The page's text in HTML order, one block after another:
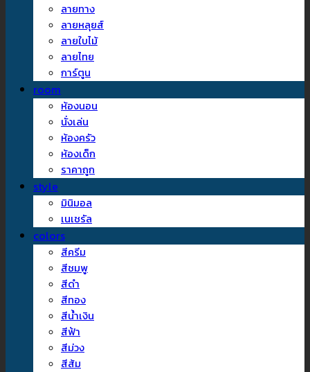
ลายทาง
ลายหลุยส์
ลายใบไม้
ลายไทย
การ์ตูน
room
ห้องนอน
นั่งเล่น
ห้องครัว
ห้องเด็ก
ราคาถูก
style
มินิมอล
เนเชรัล
colors
สีครีม
สีชมพู
สีดำ
สีทอง
สีน้ำเงิน
สีฟ้า
สีม่วง
สีส้ม